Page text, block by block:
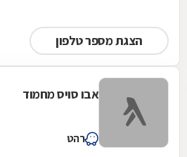
הצגת מספר טלפון
אבו סויס מחמוד
רהט